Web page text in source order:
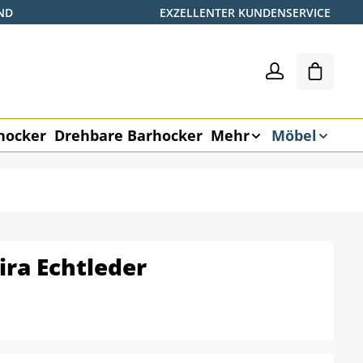
EXZELLENTER KUNDENSERVICE
Drehbare Barhocker Mehr Möbel
Echtleder